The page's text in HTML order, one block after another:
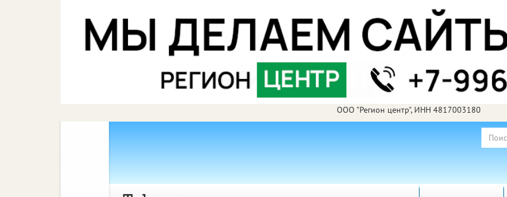
ООО "Регион центр", ИНН 4817003180